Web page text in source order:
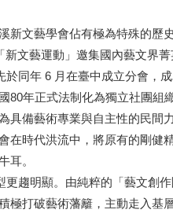
新文藝學會佔有極為特殊的歷
文藝運動」邀集國內藝文界
同年 6 月在臺中成立分會，
80年正式法制化為獨立社團組
具備藝術專業與自主性的民間
在時代洪流中，將原有的剛健
耳。
更趨明顯。由純粹的「藝文創
極打破藝術藩籬，主動走入基